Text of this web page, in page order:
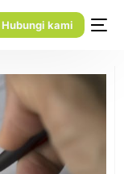
Hubungi kami